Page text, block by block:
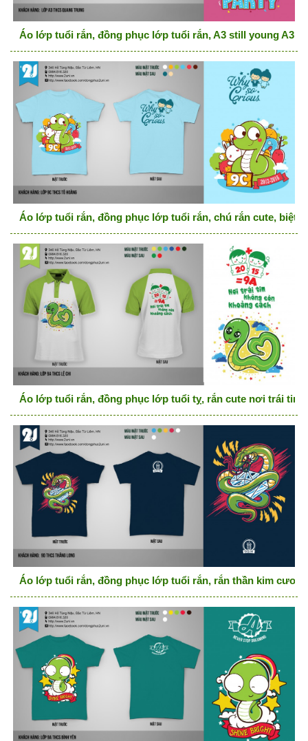
Áo lớp tuổi rắn, đồng phục lớp tuổi rắn, A3 still young A3
Áo lớp tuổi rắn, đồng phục lớp tuổi rắn, chú rắn cute, biệt
Áo lớp tuổi rắn, đồng phục lớp tuổi tỵ, rắn cute nơi trái tim
Áo lớp tuổi rắn, đồng phục lớp tuổi rắn, rắn thần kim